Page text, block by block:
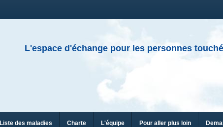
L'espace d'échange pour les personnes
Liste des maladies Charte L'équipe Pour aller plus loin